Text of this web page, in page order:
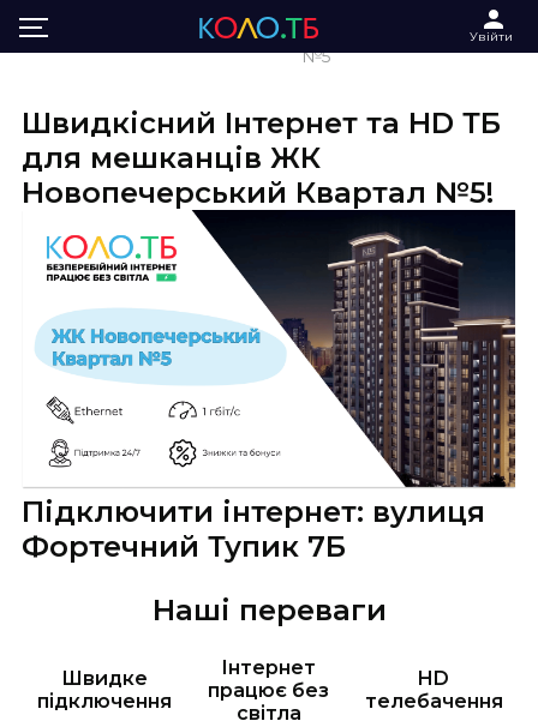
Увійти
Інтернет та ТБ в ЖК Новопечерський квартал
№5
Швидкісний Інтернет та HD ТБ
для мешканців ЖК
Новопечерський Квартал №5!
Підключити інтернет: вулиця
Фортечний Тупик 7Б
Наші переваги
Швидке
підключення
Інтернет
працює без
світла
HD
телебачення